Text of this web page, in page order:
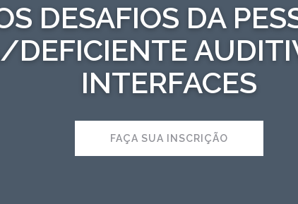
DESAFIOS DA
DEFICIENTE
INTERFACES
FAÇA SUA INSCRIÇÃO